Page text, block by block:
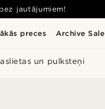
preces Archive Sale
un pulksteņi
jautājumiem!